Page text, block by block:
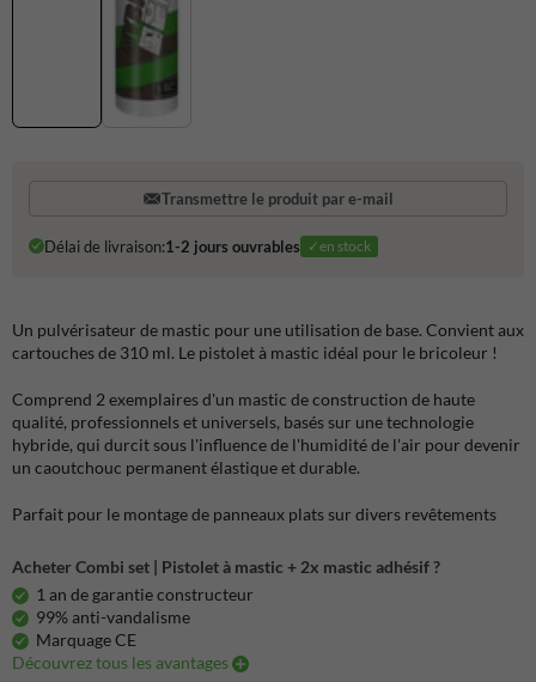
Transmettre le produit par e-mail
Délai de livraison:1-2 jours ouvrables ✓en stock
Un pulvérisateur de mastic pour une utilisation de base. Convient aux
cartouches de 310 ml. Le pistolet à mastic idéal pour le bricoleur !
Comprend 2 exemplaires d'un mastic de construction de haute
qualité, professionnels et universels, basés sur une technologie
hybride, qui durcit sous l'influence de l'humidité de l'air pour devenir
un caoutchouc permanent élastique et durable.
Parfait pour le montage de panneaux plats sur divers revêtements
Acheter Combi set | Pistolet à mastic + 2x mastic adhésif ?
1 an de garantie constructeur
99% anti-vandalisme
Marquage CE
Découvrez tous les avantages